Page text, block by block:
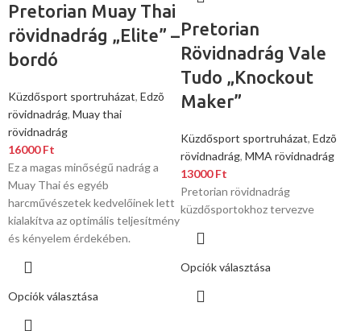
Pretorian Muay Thai
rövidnadrág „Elite” –
bordó
Küzdősport sportruházat, Edzõ
rövidnadrág, Muay thai
rövidnadrág
16000Ft
Ez a magas minőségű nadrág a
Muay Thai és egyéb
harcművészetek kedvelőinek lett
kialakítva az optimális teljesítmény
és kényelem érdekében.
Opciók választása
Pretorian
Rövidnadrág Vale
Tudo „Knockout
Maker”
Küzdősport sportruházat, Edzõ
rövidnadrág, MMA rövidnadrág
13000Ft
Pretorian rövidnadrág
küzdősportokhoz tervezve
Opciók választása